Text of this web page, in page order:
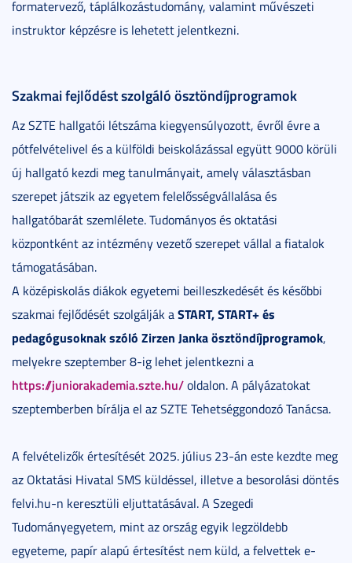
formatervező, táplálkozástudomány, valamint művészeti
instruktor képzésre is lehetett jelentkezni.
Szakmai fejlődést szolgáló ösztöndíjprogramok
Az SZTE hallgatói létszáma kiegyensúlyozott, évről évre a
pótfelvételivel és a külföldi beiskolázással együtt 9000 körüli
új hallgató kezdi meg tanulmányait, amely választásban
szerepet játszik az egyetem felelősségvállalása és
hallgatóbarát szemlélete. Tudományos és oktatási
központként az intézmény vezető szerepet vállal a fiatalok
támogatásában.
A középiskolás diákok egyetemi beilleszkedését és későbbi
szakmai fejlődését szolgálják aSTART, START+ és
pedagógusoknak szóló Zirzen Janka ösztöndíjprogramok,
melyekre szeptember 8-ig lehet jelentkezni a
https://juniorakademia.szte.hu/oldalon. A pályázatokat
szeptemberben bírálja el az SZTE Tehetséggondozó Tanácsa.
A felvételizők értesítését 2025. július 23-án este kezdte meg
az Oktatási Hivatal SMS küldéssel, illetve a besorolási döntés
felvi.hu-n keresztüli eljuttatásával. A Szegedi
Tudományegyetem, mint az ország egyik legzöldebb
egyeteme, papír alapú értesítést nem küld, a felvettek e-